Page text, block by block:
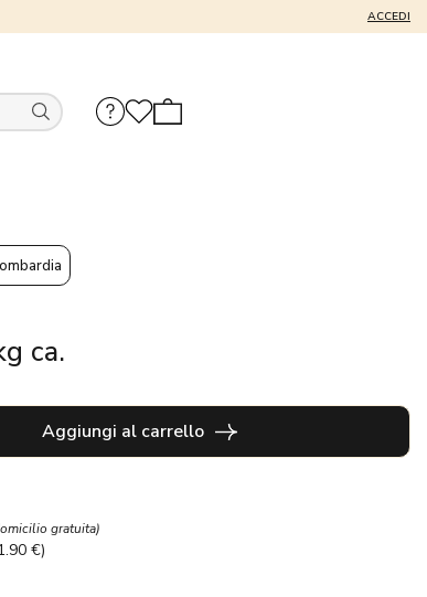
ACCEDI
ca.
Aggiungi al carrello
gratuita)
€)